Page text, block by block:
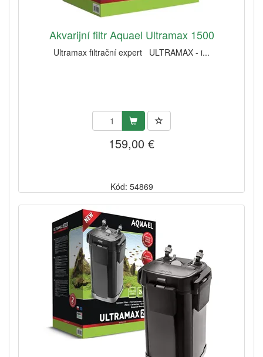
Akvarijní filtr Aquael Ultramax 1500
Ultramax filtrační expert ULTRAMAX - i...
159,00 €
Kód: 54869